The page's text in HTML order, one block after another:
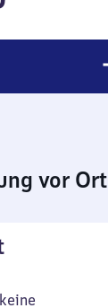
vor Ort